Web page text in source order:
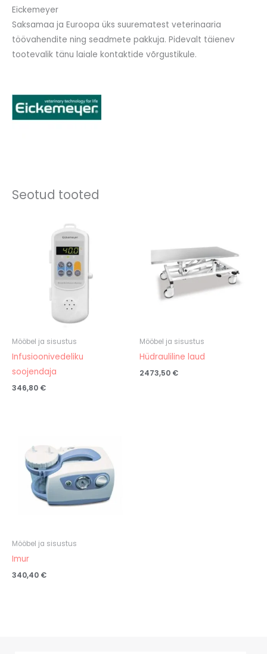
Eickemeyer
Saksamaa ja Euroopa üks suurematest veterinaaria
töövahendite ning seadmete pakkuja. Pidevalt täienev
tootevalik tänu laiale kontaktide võrgustikule.
Seotud tooted
Mööbel ja sisustus
Infusioonivedeliku
soojendaja
346,80 €
Mööbel ja sisustus
Hüdrauliline laud
2473,50 €
Mööbel ja sisustus
Imur
340,40 €